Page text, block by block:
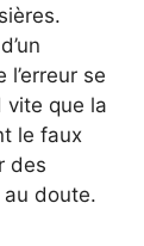
se
vite que la
le faux
des
doute.